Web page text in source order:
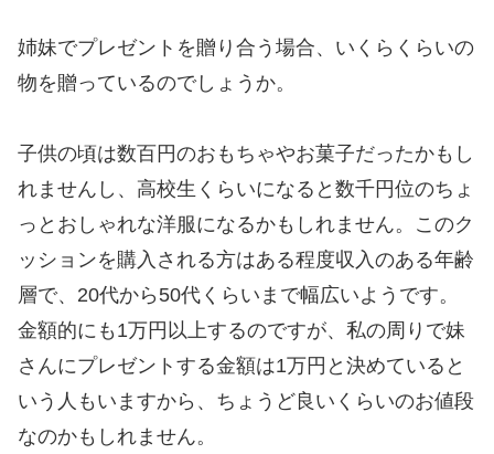
姉妹でプレゼントを贈り合う場合、いくらくらいの
物を贈っているのでしょうか。
子供の頃は数百円のおもちゃやお菓子だったかもし
れませんし、高校生くらいになると数千円位のちょ
っとおしゃれな洋服になるかもしれません。このク
ッションを購入される方はある程度収入のある年齢
層で、20代から50代くらいまで幅広いようです。
金額的にも1万円以上するのですが、私の周りで妹
さんにプレゼントする金額は1万円と決めていると
いう人もいますから、ちょうど良いくらいのお値段
なのかもしれません。